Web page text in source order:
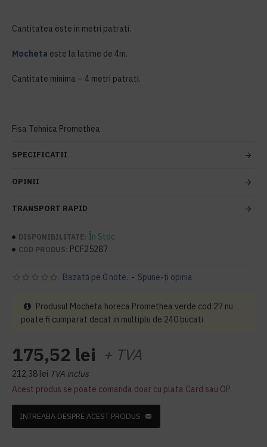
Cantitatea este in metri patrati.
Mocheta este la latime de 4m.
Cantitate minima – 4 metri patrati.
Fisa Tehnica Promethea
SPECIFICATII
OPINII
TRANSPORT RAPID
DISPONIBILITATE: În Stoc
COD PRODUS: PCF25287
Bazată pe 0 note. - Spune-ţi opinia
175,52 lei + TVA
212,38 lei TVA inclus
Acest produs se poate comanda doar cu plata Card sau OP
Produsul Mocheta horeca Promethea verde cod 27 nu
poate fi cumparat decat in multiplu de 240 bucati
INTREABA DESPRE ACEST PRODUS